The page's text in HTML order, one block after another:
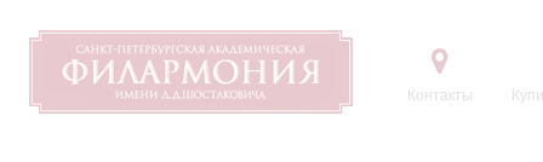
Контакты